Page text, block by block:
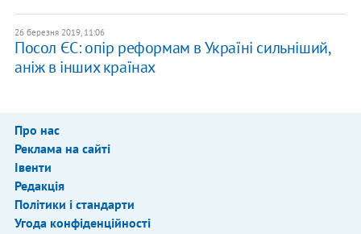
26 березня 2019, 11:06
Посол ЄС: опір реформам в Україні сильніший,
аніж в інших країнах
Про нас
Реклама на сайті
Івенти
Редакція
Політики і стандарти
Угода конфіденційності